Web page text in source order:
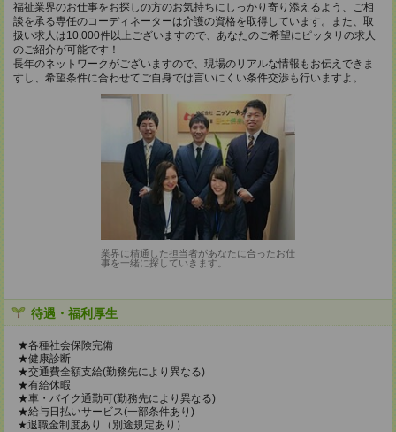
福祉業界のお仕事をお探しの方のお気持ちにしっかり寄り添えるよう、ご相
談を承る専任のコーディネーターは介護の資格を取得しています。また、取
扱い求人は10,000件以上ございますので、あなたのご希望にピッタリの求人
のご紹介が可能です！
長年のネットワークがございますので、現場のリアルな情報もお伝えできま
すし、希望条件に合わせてご自身では言いにくい条件交渉も行いますよ。
業界に精通した担当者があなたに合ったお仕
事を一緒に探していきます。
待遇・福利厚生
★各種社会保険完備
★健康診断
★交通費全額支給(勤務先により異なる)
★有給休暇
★車・バイク通勤可(勤務先により異なる)
★給与日払いサービス(一部条件あり)
★退職金制度あり（別途規定あり）